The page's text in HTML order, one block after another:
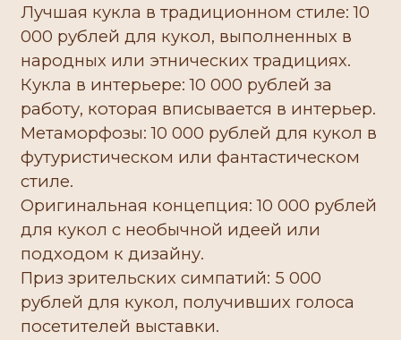
Лучшая кукла в традиционном стиле: 10
000 рублей для кукол, выполненных в
народных или этнических традициях.
Кукла в интерьере: 10 000 рублей за
работу, которая вписывается в интерьер.
Метаморфозы: 10 000 рублей для кукол в
футуристическом или фантастическом
стиле.
Оригинальная концепция: 10 000 рублей
для кукол с необычной идеей или
подходом к дизайну.
Приз зрительских симпатий: 5 000
рублей для кукол, получивших голоса
посетителей выставки.